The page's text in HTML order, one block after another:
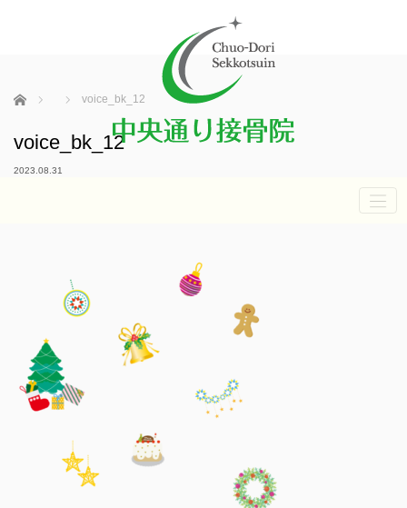
ホーム voice_bk_12
voice_bk_12
2023.08.31